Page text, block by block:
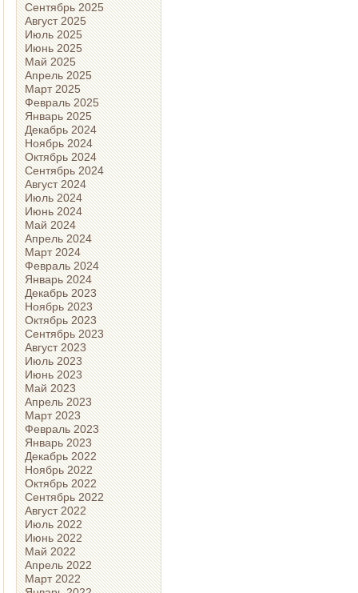
Сентябрь 2025
Август 2025
Июль 2025
Июнь 2025
Май 2025
Апрель 2025
Март 2025
Февраль 2025
Январь 2025
Декабрь 2024
Ноябрь 2024
Октябрь 2024
Сентябрь 2024
Август 2024
Июль 2024
Июнь 2024
Май 2024
Апрель 2024
Март 2024
Февраль 2024
Январь 2024
Декабрь 2023
Ноябрь 2023
Октябрь 2023
Сентябрь 2023
Август 2023
Июль 2023
Июнь 2023
Май 2023
Апрель 2023
Март 2023
Февраль 2023
Январь 2023
Декабрь 2022
Ноябрь 2022
Октябрь 2022
Сентябрь 2022
Август 2022
Июль 2022
Июнь 2022
Май 2022
Апрель 2022
Март 2022